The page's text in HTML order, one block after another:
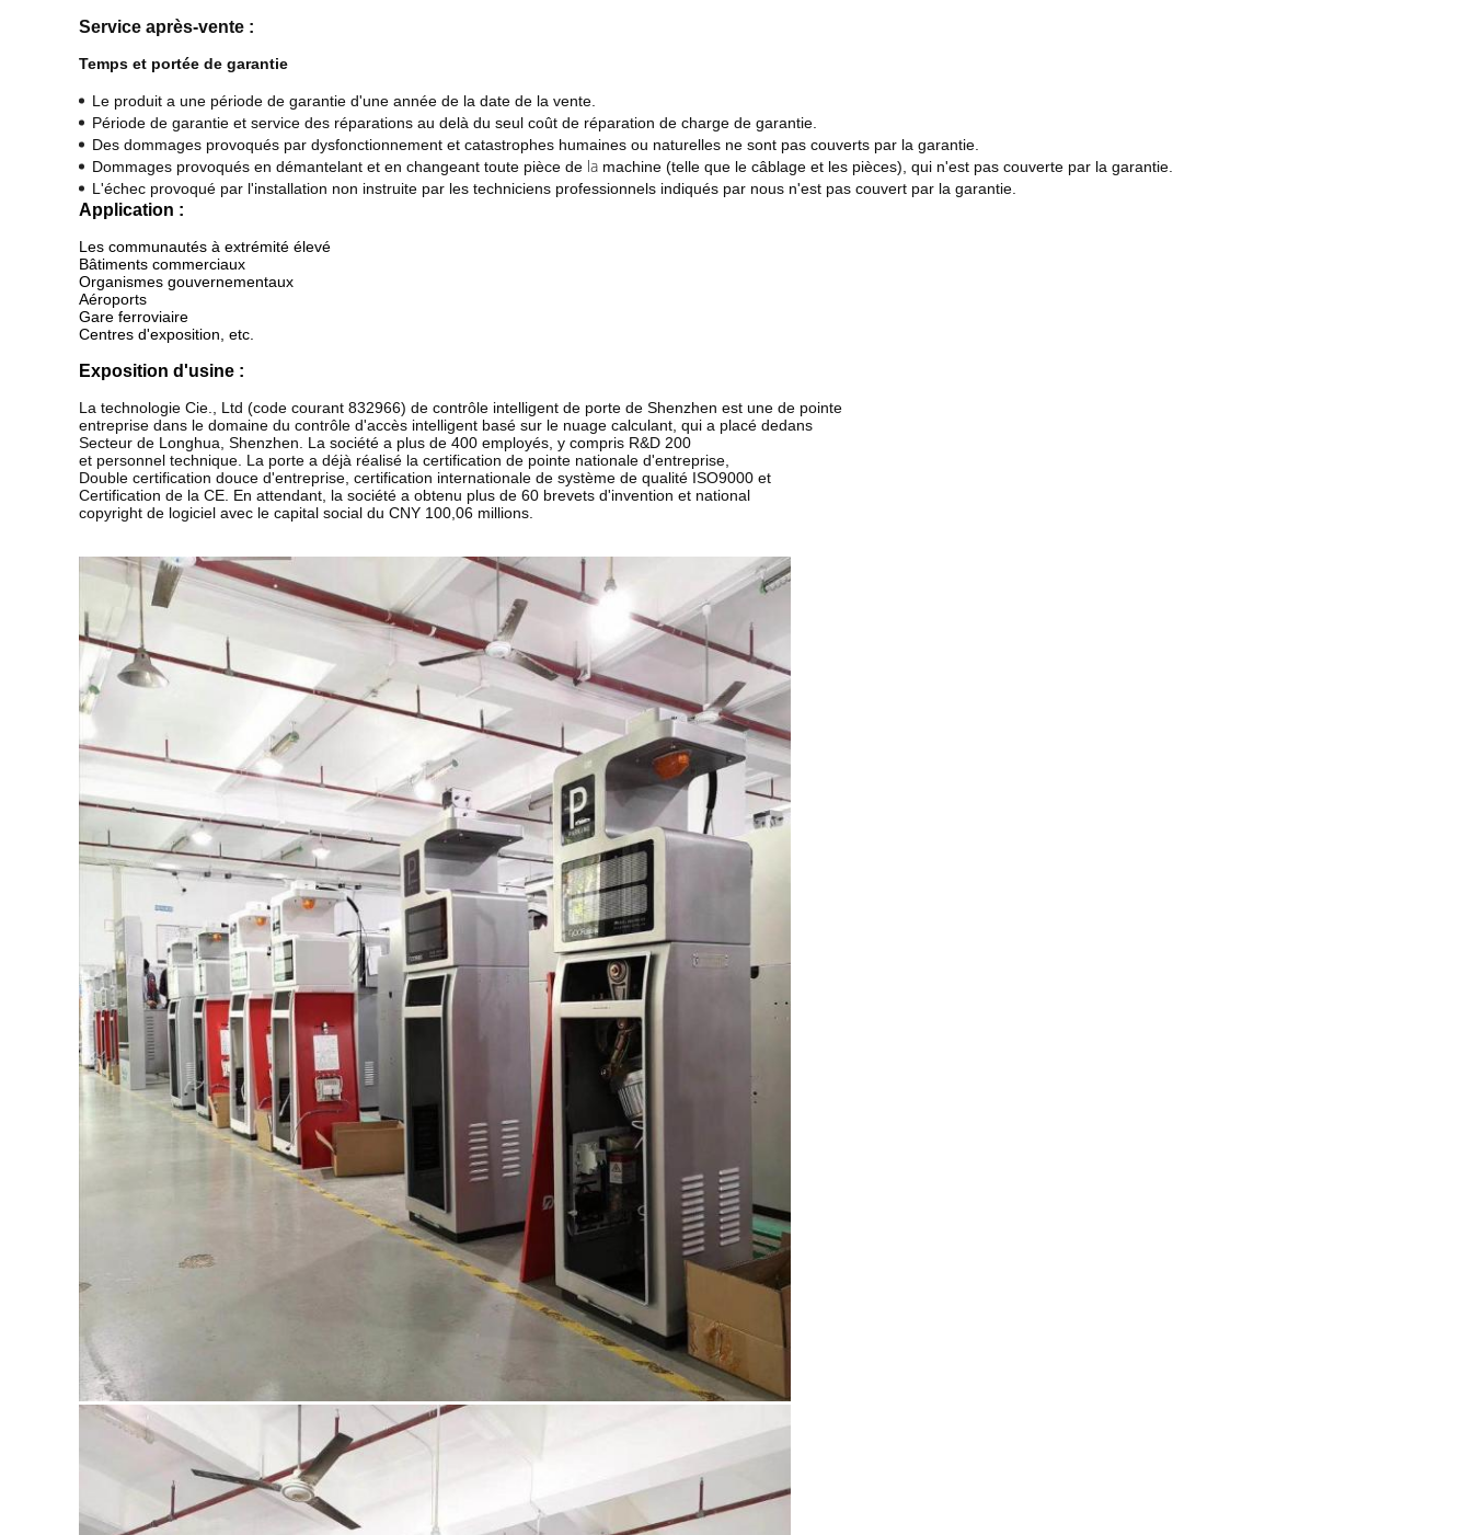
Service après-vente :
Temps et portée de garantie
Le produit a une période de garantie d'une année de la date de la vente.
Période de garantie et service des réparations au delà du seul coût de réparation de charge de garantie.
Des dommages provoqués par dysfonctionnement et catastrophes humaines ou naturelles ne sont pas couverts par la garantie.
Dommages provoqués en démantelant et en changeant toute pièce de la machine (telle que le câblage et les pièces), qui n'est pas couverte par la garantie.
L'échec provoqué par l'installation non instruite par les techniciens professionnels indiqués par nous n'est pas couvert par la garantie.
Application :
Les communautés à extrémité élevé
Bâtiments commerciaux
Organismes gouvernementaux
Aéroports
Gare ferroviaire
Centres d'exposition, etc.
Exposition d'usine :
La technologie Cie., Ltd (code courant 832966) de contrôle intelligent de porte de Shenzhen est une de pointe
entreprise dans le domaine du contrôle d'accès intelligent basé sur le nuage calculant, qui a placé dedans
Secteur de Longhua, Shenzhen. La société a plus de 400 employés, y compris R&D 200
et personnel technique. La porte a déjà réalisé la certification de pointe nationale d'entreprise,
Double certification douce d'entreprise, certification internationale de système de qualité ISO9000 et
Certification de la CE. En attendant, la société a obtenu plus de 60 brevets d'invention et national
copyright de logiciel avec le capital social du CNY 100,06 millions.